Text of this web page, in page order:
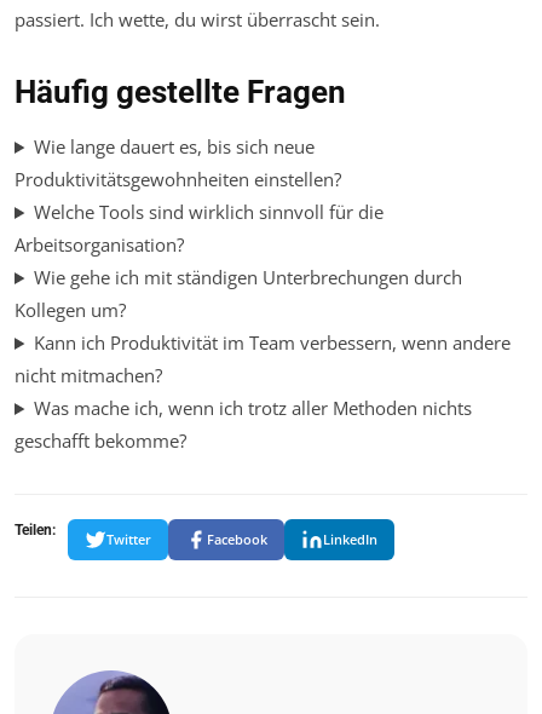
passiert. Ich wette, du wirst überrascht sein.
Häufig gestellte Fragen
Wie lange dauert es, bis sich neue
Produktivitätsgewohnheiten einstellen?
Welche Tools sind wirklich sinnvoll für die
Arbeitsorganisation?
Wie gehe ich mit ständigen Unterbrechungen durch
Kollegen um?
Kann ich Produktivität im Team verbessern, wenn andere
nicht mitmachen?
Was mache ich, wenn ich trotz aller Methoden nichts
geschafft bekomme?
Teilen:
Twitter Facebook LinkedIn